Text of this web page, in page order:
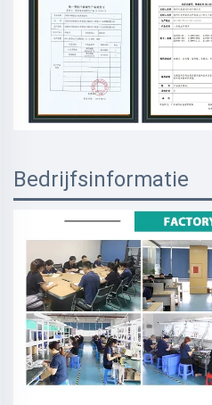
Bedrijfsinformatie